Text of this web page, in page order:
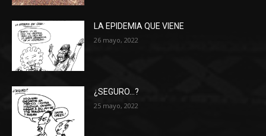
LA EPIDEMIA QUE VIENE
26 mayo, 2022
¿SEGURO…?
25 mayo, 2022